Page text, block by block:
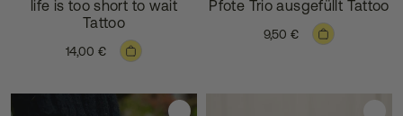
life is too short to wait
Tattoo
14,00 €
Pfote Trio ausgefüllt Tattoo
9,50 €